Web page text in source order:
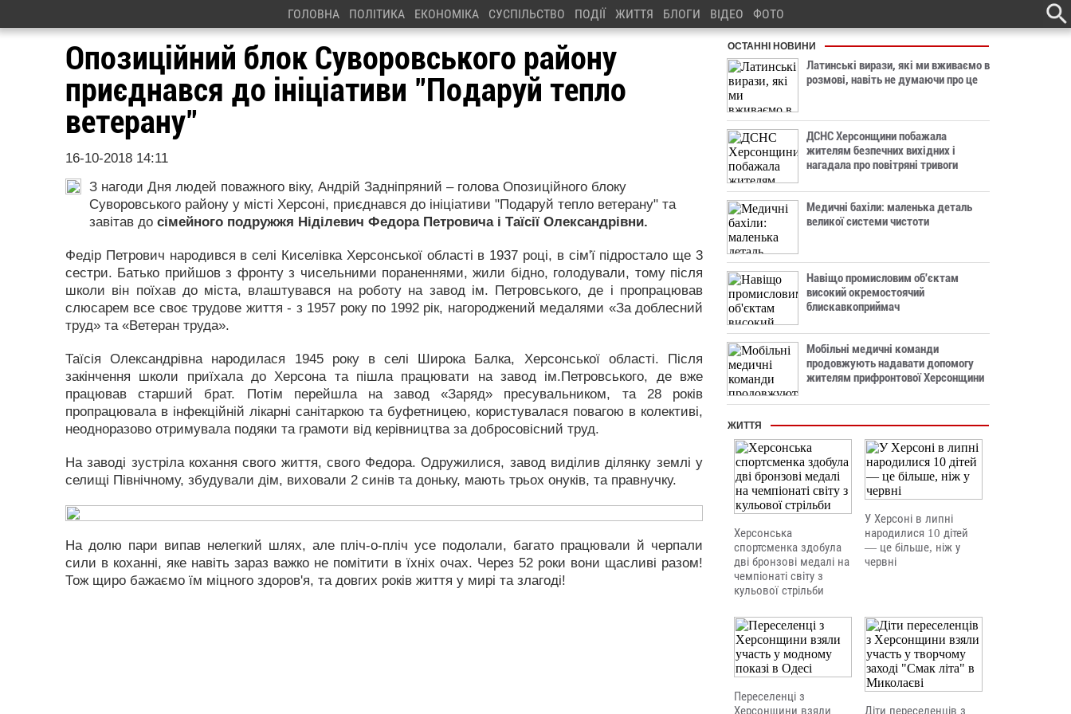
ГОЛОВНА ПОЛІТИКА ЕКОНОМІКА СУСПІЛЬСТВО ПОДІЇ ЖИТТЯ БЛОГИ ВІДЕО ФОТО
Опозиційний блок Суворовського району
приєднався до ініціативи "Подаруй тепло
ветерану"
16-10-2018 14:11
З нагоди Дня людей поважного віку, Андрій Задніпряний – голова Опозиційного блоку
Суворовського району у місті Херсоні, приєднався до ініціативи "Подаруй тепло ветерану" та
завітав до сімейного подружжя Ніділевич Федора Петровича і Таїсії Олександрівни.
Федір Петрович народився в селі Киселівка Херсонської області в 1937 році, в сім'ї підростало ще 3
сестри. Батько прийшов з фронту з чисельними пораненнями, жили бідно, голодували, тому після
школи він поїхав до міста, влаштувався на роботу на завод ім. Петровського, де і пропрацював
слюсарем все своє трудове життя - з 1957 року по 1992 рік, нагороджений медалями «За доблесний
труд» та «Ветеран труда».
Таїсія Олександрівна народилася 1945 року в селі Широка Балка, Херсонської області. Після
закінчення школи приїхала до Херсона та пішла працювати на завод ім.Петровського, де вже
працював старший брат. Потім перейшла на завод «Заряд» пресувальником, та 28 років
пропрацювала в інфекційній лікарні санітаркою та буфетницею, користувалася повагою в колективі,
неодноразово отримувала подяки та грамоти від керівництва за добросовісний труд.
На заводі зустріла кохання свого життя, свого Федора. Одружилися, завод виділив ділянку землі у
селищі Північному, збудували дім, виховали 2 синів та доньку, мають трьох онуків, та правнучку.
На долю пари випав нелегкий шлях, але пліч-о-пліч усе подолали, багато працювали й черпали
сили в коханні, яке навіть зараз важко не помітити в їхніх очах. Через 52 роки вони щасливі разом!
Тож щиро бажаємо їм міцного здоров'я, та довгих років життя у мирі та злагоді!
ОСТАННІ НОВИНИ
Латинські вирази, які ми вживаємо в
розмові, навіть не думаючи про це
ДСНС Херсонщини побажала
жителям безпечних вихідних і
нагадала про повітряні тривоги
Медичні бахіли: маленька деталь
великої системи чистоти
Навіщо промисловим об'єктам
високий окремостоячий
блискавкоприймач
Мобільні медичні команди
продовжують надавати допомогу
жителям прифронтової Херсонщини
ЖИТТЯ
Херсонська
спортсменка здобула
дві бронзові медалі на
чемпіонаті світу з
кульової стрільби
У Херсоні в липні
народилися 10 дітей
— це більше, ніж у
червні
Переселенці з
Херсонщини взяли
Діти переселенців з